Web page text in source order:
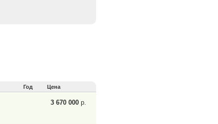
Год Цена
3 670 000 р.